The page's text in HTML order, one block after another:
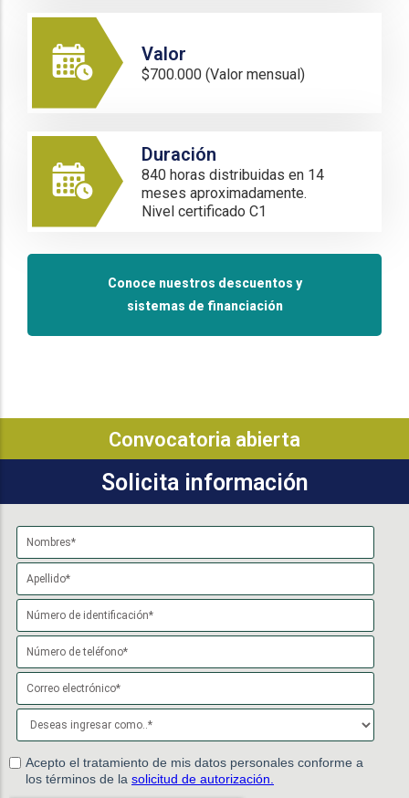
Valor
$700.000 (Valor mensual)
Duración
840 horas distribuidas en 14
meses aproximadamente.
Nivel certificado C1
Conoce nuestros descuentos y
sistemas de financiación
Convocatoria abierta
Solicita información